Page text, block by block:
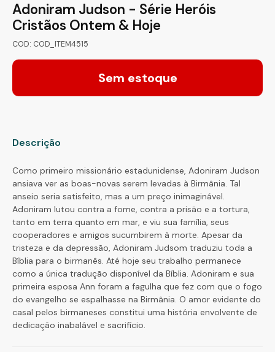
Adoniram Judson - Série Heróis
Cristãos Ontem & Hoje
COD: COD_ITEM4515
Sem estoque
Descrição
Como primeiro missionário estadunidense, Adoniram Judson
ansiava ver as boas-novas serem levadas à Birmânia. Tal
anseio seria satisfeito, mas a um preço inimaginável.
Adoniram lutou contra a fome, contra a prisão e a tortura,
tanto em terra quanto em mar, e viu sua família, seus
cooperadores e amigos sucumbirem à morte. Apesar da
tristeza e da depressão, Adoniram Judsom traduziu toda a
Bíblia para o birmanês. Até hoje seu trabalho permanece
como a única tradução disponível da Bíblia. Adoniram e sua
primeira esposa Ann foram a fagulha que fez com que o fogo
do evangelho se espalhasse na Birmânia. O amor evidente do
casal pelos birmaneses constitui uma história envolvente de
dedicação inabalável e sacrifício.